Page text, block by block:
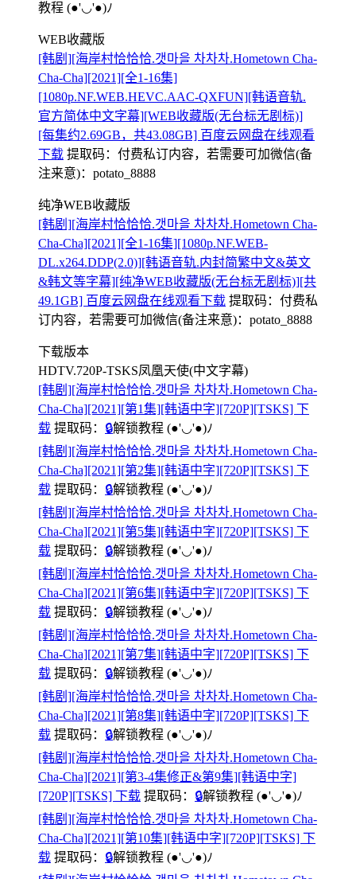
教程 (●'◡'●)ﾉ
WEB收藏版
[韩剧][海岸村恰恰恰.갯마을 차차차.Hometown Cha-
Cha-Cha][2021][全1-16集]
[1080p.NF.WEB.HEVC.AAC-QXFUN][韩语音轨.
官方简体中文字幕][WEB收藏版(无台标无剧标)]
[每集约2.69GB，共43.08GB] 百度云网盘在线观看
下载 提取码： 付费私订内容，若需要可加微信(备
注来意)：potato_8888
纯净WEB收藏版
[韩剧][海岸村恰恰恰.갯마을 차차차.Hometown Cha-
Cha-Cha][2021][全1-16集][1080p.NF.WEB-
DL.x264.DDP(2.0)][韩语音轨.内封简繁中文&英文
&韩文等字幕][纯净WEB收藏版(无台标无剧标)][共
49.1GB] 百度云网盘在线观看下载 提取码： 付费私
订内容，若需要可加微信(备注来意)：potato_8888
下载版本
HDTV.720P-TSKS凤凰天使(中文字幕)
[韩剧][海岸村恰恰恰.갯마을 차차차.Hometown Cha-
Cha-Cha][2021][第1集][韩语中字][720P][TSKS] 下
载 提取码： 🔒解锁教程 (●'◡'●)ﾉ
[韩剧][海岸村恰恰恰.갯마을 차차차.Hometown Cha-
Cha-Cha][2021][第2集][韩语中字][720P][TSKS] 下
载 提取码： 🔒解锁教程 (●'◡'●)ﾉ
[韩剧][海岸村恰恰恰.갯마을 차차차.Hometown Cha-
Cha-Cha][2021][第5集][韩语中字][720P][TSKS] 下
载 提取码： 🔒解锁教程 (●'◡'●)ﾉ
[韩剧][海岸村恰恰恰.갯마을 차차차.Hometown Cha-
Cha-Cha][2021][第6集][韩语中字][720P][TSKS] 下
载 提取码： 🔒解锁教程 (●'◡'●)ﾉ
[韩剧][海岸村恰恰恰.갯마을 차차차.Hometown Cha-
Cha-Cha][2021][第7集][韩语中字][720P][TSKS] 下
载 提取码： 🔒解锁教程 (●'◡'●)ﾉ
[韩剧][海岸村恰恰恰.갯마을 차차차.Hometown Cha-
Cha-Cha][2021][第8集][韩语中字][720P][TSKS] 下
载 提取码： 🔒解锁教程 (●'◡'●)ﾉ
[韩剧][海岸村恰恰恰.갯마을 차차차.Hometown Cha-
Cha-Cha][2021][第3-4集修正&第9集][韩语中字]
[720P][TSKS] 下载 提取码： 🔒解锁教程 (●'◡'●)ﾉ
[韩剧][海岸村恰恰恰.갯마을 차차차.Hometown Cha-
Cha-Cha][2021][第10集][韩语中字][720P][TSKS] 下
载 提取码： 🔒解锁教程 (●'◡'●)ﾉ